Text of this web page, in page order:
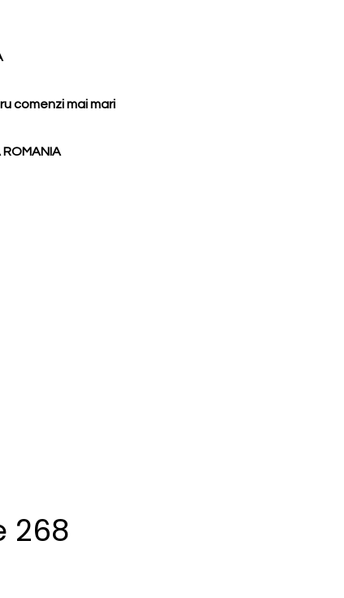
comenzi mai mari
ROMANIA
268